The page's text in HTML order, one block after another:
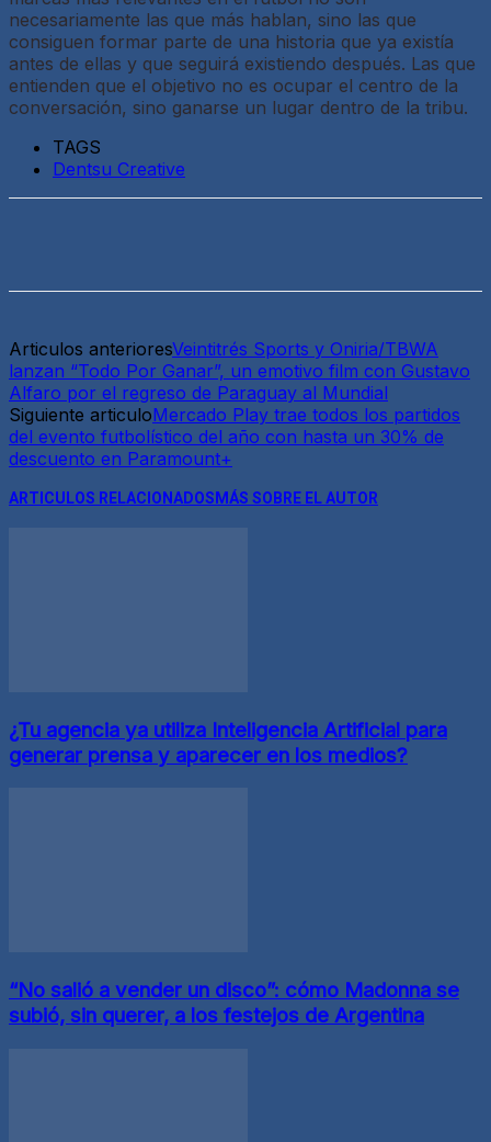
necesariamente las que más hablan, sino las que
consiguen formar parte de una historia que ya existía
antes de ellas y que seguirá existiendo después. Las que
entienden que el objetivo no es ocupar el centro de la
conversación, sino ganarse un lugar dentro de la tribu.
TAGS
Dentsu Creative
Articulos anterioresVeintitrés Sports y Oniria/TBWA
lanzan “Todo Por Ganar”, un emotivo film con Gustavo
Alfaro por el regreso de Paraguay al Mundial
Siguiente articuloMercado Play trae todos los partidos
del evento futbolístico del año con hasta un 30% de
descuento en Paramount+
ARTICULOS RELACIONADOS MÁS SOBRE EL AUTOR
¿Tu agencia ya utiliza Inteligencia Artificial para
generar prensa y aparecer en los medios?
“No salió a vender un disco”: cómo Madonna se
subió, sin querer, a los festejos de Argentina